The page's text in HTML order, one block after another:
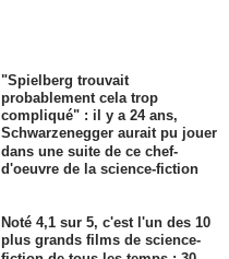
"Spielberg trouvait
probablement cela trop
compliqué" : il y a 24 ans,
Schwarzenegger aurait pu jouer
dans une suite de ce chef-
d'oeuvre de la science-fiction
Noté 4,1 sur 5, c'est l'un des 10
plus grands films de science-